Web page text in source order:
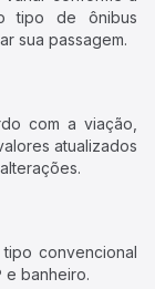
tipo de ônibus
sua passagem.
com a viação,
atualizados
convencional
e banheiro.